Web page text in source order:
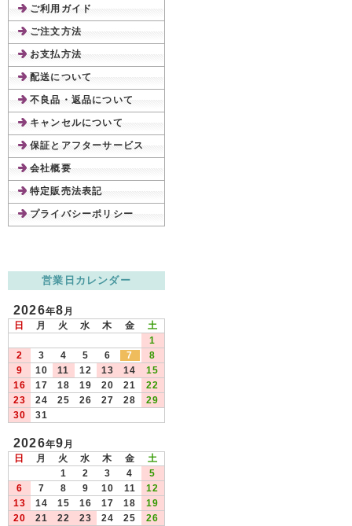
ご利用ガイド
ご注文方法
お支払方法
配送について
不良品・返品について
キャンセルについて
保証とアフターサービス
会社概要
特定販売法表記
プライバシーポリシー
営業日カレンダー
2026年8月
日
月 火 水 木 金
土
1
2
3 4 5 6 7
8
9
10 11 12 13 14
15
16
17 18 19 20 21
22
23
24 25 26 27 28
29
30
31
2026年9月
日
月 火 水 木 金
土
1
2 3 4
5
6
7 8 9 10 11
12
13
14 15 16 17 18
19
20
21 22 23 24 25
26